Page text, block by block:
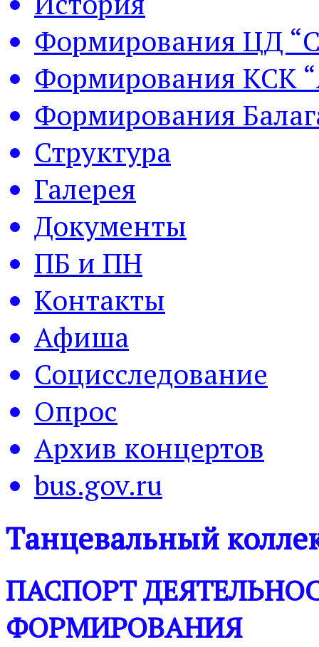
Формирования ЦД
Формирования КСК
Формирования
Структура
Галерея
Документы
ПБ и ПН
Контакты
Афиша
Социсследование
Опрос
Архив концертов
bus.gov.ru
Танцевальный
ПАСПОРТ
ФОРМИРОВАНИЯ